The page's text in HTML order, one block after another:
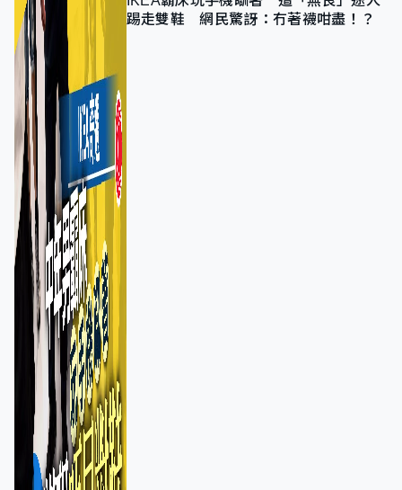
踢走雙鞋 網民驚訝：冇著襪咁盡！？